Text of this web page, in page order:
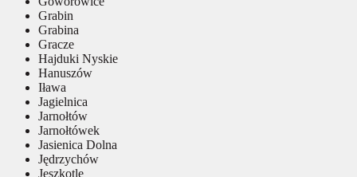
Grabin
Grabina
Gracze
Hajduki Nyskie
Hanuszów
Iława
Jagielnica
Jarnołtów
Jarnołtówek
Jasienica Dolna
Jędrzychów
Jeszkotle